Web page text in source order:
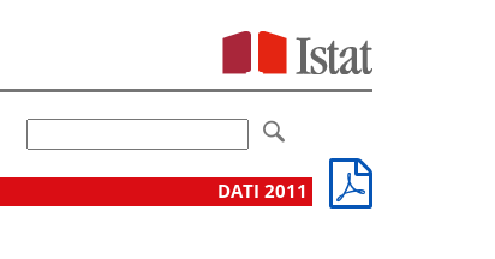
DATI 2011